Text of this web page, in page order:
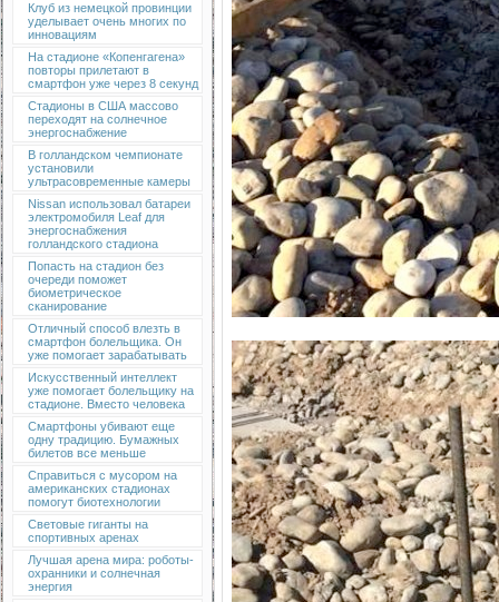
Клуб из немецкой провинции
уделывает очень многих по
инновациям
На стадионе «Копенгагена»
повторы прилетают в
смартфон уже через 8 секунд
Стадионы в США массово
переходят на солнечное
энергоснабжение
В голландском чемпионате
установили
ультрасовременные камеры
Nissan использовал батареи
электромобиля Leaf для
энергоснабжения
голландского стадиона
Попасть на стадион без
очереди поможет
биометрическое
сканирование
Отличный способ влезть в
смартфон болельщика. Он
уже помогает зарабатывать
Искусственный интеллект
уже помогает болельщику на
стадионе. Вместо человека
Смартфоны убивают еще
одну традицию. Бумажных
билетов все меньше
Справиться с мусором на
американских стадионах
помогут биотехнологии
Световые гиганты на
спортивных аренах
Лучшая арена мира: роботы-
охранники и солнечная
энергия